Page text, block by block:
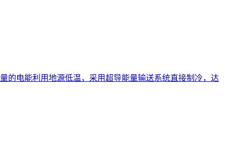
的电能利用地源低温，采用超导能量输送系统直接制冷，达